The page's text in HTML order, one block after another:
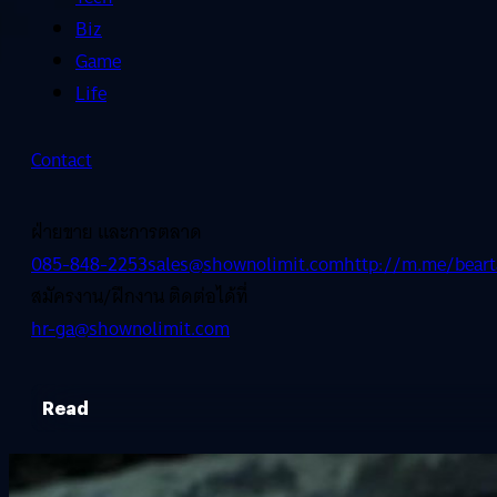
Biz
Game
Life
Contact
ฝ่ายขาย และการตลาด
085-848-2253sales@shownolimit.comhttp://m.me/
สมัครงาน/ฝึกงาน ติดต่อได้ที่
hr-ga@shownolimit.com
Read